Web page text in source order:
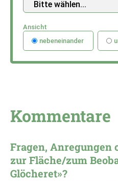
Ansicht
nebeneinander
Kommentare
Fragen, Anregungen
zur Fläche/zum
Glöcheret»?